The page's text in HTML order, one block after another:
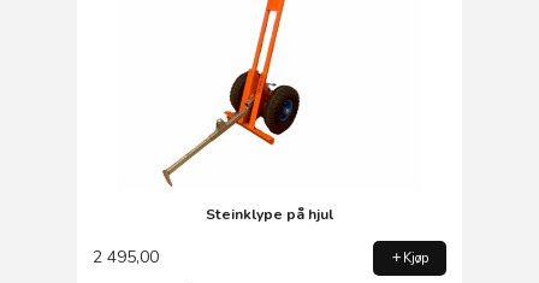
Steinklype på hjul
2 495,00 Kjøp